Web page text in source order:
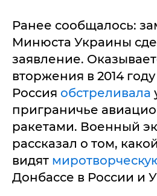
Ранее сообщалось:
Минюста Украины
заявление.
вторжения в 2014 году
Россия обстреливала
приграничье
ракетами. Военный
рассказал о том, какой
видят
Донбассе в России и